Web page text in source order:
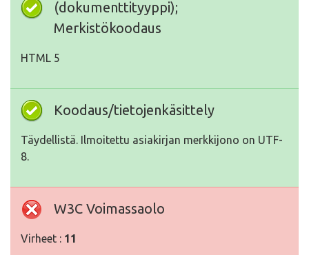
(dokumenttityyppi);
Merkistökoodaus
HTML 5
Koodaus/tietojenkäsittely
Täydellistä. Ilmoitettu asiakirjan merkkijono on UTF-
8.
W3C Voimassaolo
Virheet : 11